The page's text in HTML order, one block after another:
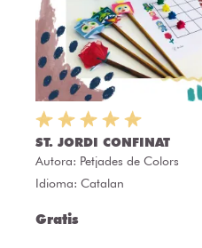
ST. JORDI CONFINAT
Autora: Petjades de Colors
Idioma: Catalan
Gratis